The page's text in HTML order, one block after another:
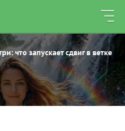
что запускает сдвиг в ветке